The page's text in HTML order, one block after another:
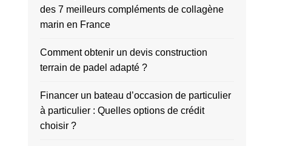
des 7 meilleurs compléments de collagène
marin en France
Comment obtenir un devis construction
terrain de padel adapté ?
Financer un bateau d’occasion de particulier
à particulier : Quelles options de crédit
choisir ?